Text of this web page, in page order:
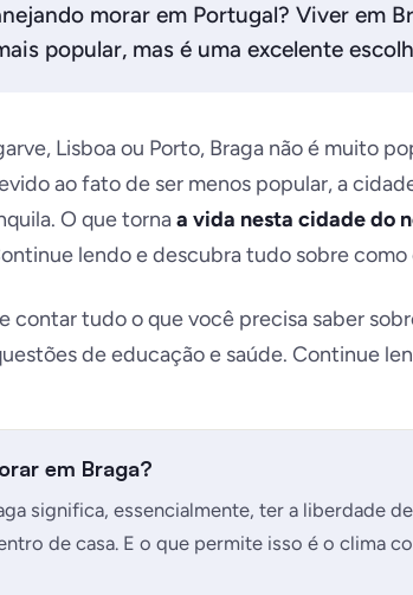
morar em Portugal? Viver em
popular, mas é uma excelente
Lisboa ou Porto, Braga não é muito
ao fato de ser menos popular, a
O que tornaa vida nesta cidade do
lendo e descubra tudo sobre como
contar tudo o que você precisa saber
de educação e saúde. Continue
em Braga?
significa, essencialmente, ter a liberdade
de casa. E o que permite isso é o clima